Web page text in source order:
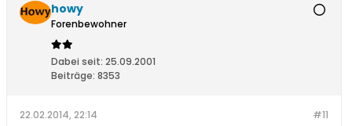
howy
Forenbewohner
Dabei seit: 25.09.2001
Beiträge: 8353
#11
22.02.2014, 22:14